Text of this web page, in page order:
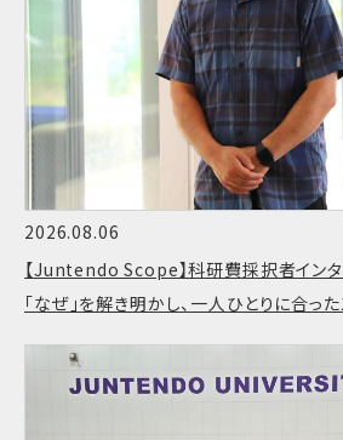
2026.08.06
【Juntendo Scope】科研費採択者イン
「なぜ」を解き明かし、一人ひとりに合っ